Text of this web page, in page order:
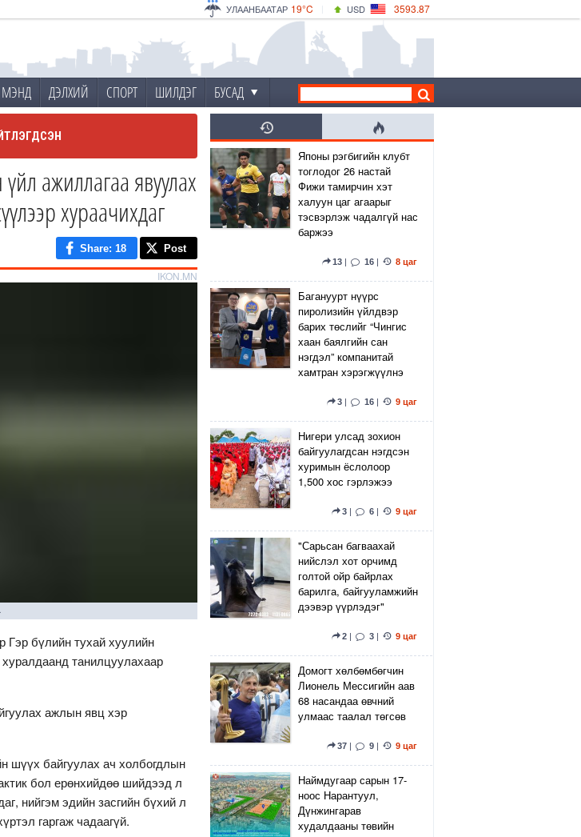
19°C
УЛААНБААТАР
19°C
ДАРХАН
17°C
ЭРДЭНЭТ
USD 3593.87
4141.04
МЭНД ДЭЛХИЙ СПОРТ ШИЛДЭГ БУСАД
ажиллагаа явуулах
хураачихдаг
Share: 18 Post
IKON.MN
бүлийн тухай хуулийн
танилцуулахаар
ажлын явц хэр
шүүх байгуулах ач холбогдлын
бол ерөнхийдөө шийдээд л
нийгэм эдийн засгийн бүхий л
гаргаж чадаагүй.
Японы рэгбигийн клубт
тоглодог 26 настай
Фижи тамирчин хэт
халуун цаг агаарыг
тэсвэрлэж чадалгүй нас
баржээ
13 | 16 | 8 цаг
Багануурт нүүрс
пиролизийн үйлдвэр
барих төслийг “Чингис
хаан баялгийн сан
нэгдэл” компанитай
хамтран хэрэгжүүлнэ
3 | 16 | 9 цаг
Нигери улсад зохион
байгуулагдсан нэгдсэн
хуримын ёслолоор
1,500 хос гэрлэжээ
3 | 6 | 9 цаг
"Сарьсан багваахай
нийслэл хот орчимд
голтой ойр байрлах
барилга, байгууламжийн
дээвэр үүрлэдэг"
2 | 3 | 9 цаг
Домогт хөлбөмбөгчин
Лионель Мессигийн аав
68 насандаа өвчний
улмаас таалал төгсөв
37 | 9 | 9 цаг
Наймдугаар сарын 17-
ноос Нарантуул,
Дүнжингарав
худалдааны төвийн